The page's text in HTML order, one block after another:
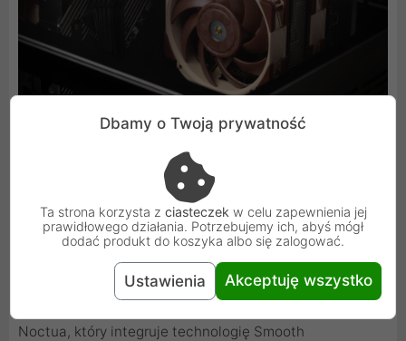
Specjalnie zaprojektowany układ scalony
PWM z SCD
Obsługując w pełni automatyczną kontrolę prędkości
PWM, wentylator wykorzystuje specjalnie
Noctua, który integruje technologię Smooth
Dbamy o Twoją prywatność
Ta strona korzysta z ciasteczek w celu zapewnienia jej
prawidłowego działania. Potrzebujemy ich, abyś mógł
dodać produkt do koszyka albo się zalogować.
Ustawienia Akceptuję wszystko